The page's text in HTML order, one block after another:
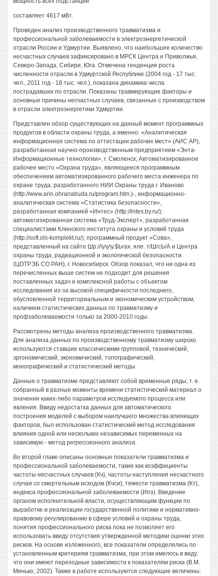
составляет 4617 мВт.
Проведен анализ производственного травматизма и
профессиональной заболеваемости в электроэнергетической
отрасли России и Удмуртии. Выявлено, что наибольшее количество
несчастных случаев зафиксировано в МРСК Центра и Приволжья,
Северо-Запада, Сибири, Юга. Отмечена тенденция роста
численности отрасли в Удмуртской Республике (2004 год - 17 тыс.
чел., 2011 год - 18 тыс. чел.), показана динамика числа
пострадавших по отрасли. Показаны травмирующие факторы и
основные причины несчастных случаев, связанные с производством
в отрасли электроэнергетики Удмуртии.
Представлен обзор существующих на данный момент программных
продуктов в области охраны труда, а именно: «Аналитическая
информационная система по аттестации рабочих мест» (АИС АР),
разработанная научно-производственным предприятием «Энта-
Информационные технологии», г. Смоленск; Автоматизированное
рабочее место «Охрана труда», являющееся программным
обеспечением автоматизированного рабочего места инженера по
охране труда, разработанного НИИ Охраны труда г. Иваново
(http://www.arin.ohranatruda.ru/program.htm.)-, информационно-
аналитическая система «Статистика безопасности»,
разработанная компанией «Интес» (http://intes.by.ru/);
автоматизированная система «Труд-Эксперт», разработанная
специалистами Клинского института охраны и условий труда
(http://soft.ols-komplekt.ru/); программный продукт «Сова»,
представленный на сайте Шр://\у\у\у.$Ьгах. яле. т/ШгсЬ/А и Центра
охраны труда, радиационной и экологической безопасности
(ЦОТРЭБ СО РАН), г. Новосибирск. Обзор показал, что ни одна из
перечисленных выше систем не подходит для решения
поставленных задач и комплексной работы с объектом
исследования из-за высокой специфичности последнего,
обусловленной территориальным и экономическим устройством,
наличием статистических данных по травматизму и
профзаболеваемости только за 2000-2010 годы.
Рассмотрены методы анализа производственного травматизма.
Для анализа данных по производственному травматизму широко
используются ставшие классическими групповой, технический,
эргономический, экономический, топографический,
монографический и статистический методы.
Данные о травматизме представляют собой временные ряды, т. е.
собранный в разные моменты времени статистический материал о
значении каких-либо параметров исследуемого процесса или
явления. Ввиду недостатка данных для автоматического
построения моделей с выбором наилучшего множества влияющих
факторов, был использован статистический метод исследования
влияния одной или нескольких независимых переменных на
зависимую - метод регрессионного анализа.
Во второй главе описаны основные показатели травматизма и
профессиональной заболеваемости, такие как коэффициенты
частоты несчастных случаев (Кч), частоты наступления несчастного
случая со смертельным исходом (Кчси), тяжести травматизма (Кт),
индекса профессиональной заболеваемости (Ипз). Введение
органом исполнительной власти, осуществляющим функции по
выработке и реализации государственной политики и нормативно-
правовому регулированию в сфере условий и охраны труда,
понятия профессионального риска пока не позволяет его
использовать ввиду отсутствия утвержденной методики оценки этих
рисков. На основе изложенного, все показатели определялись по
установленным критериям травматизма, при этом имелось в виду,
что они имеют переходные зависимости к показателям риска (В.М.
Минько, 2002). Также в работе используются следующие величины: